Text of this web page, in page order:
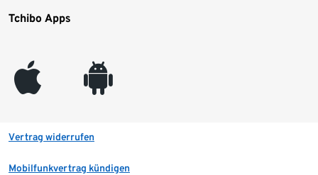
Tchibo Apps
appleinc android
Vertrag widerrufen
Mobilfunkvertrag kündigen